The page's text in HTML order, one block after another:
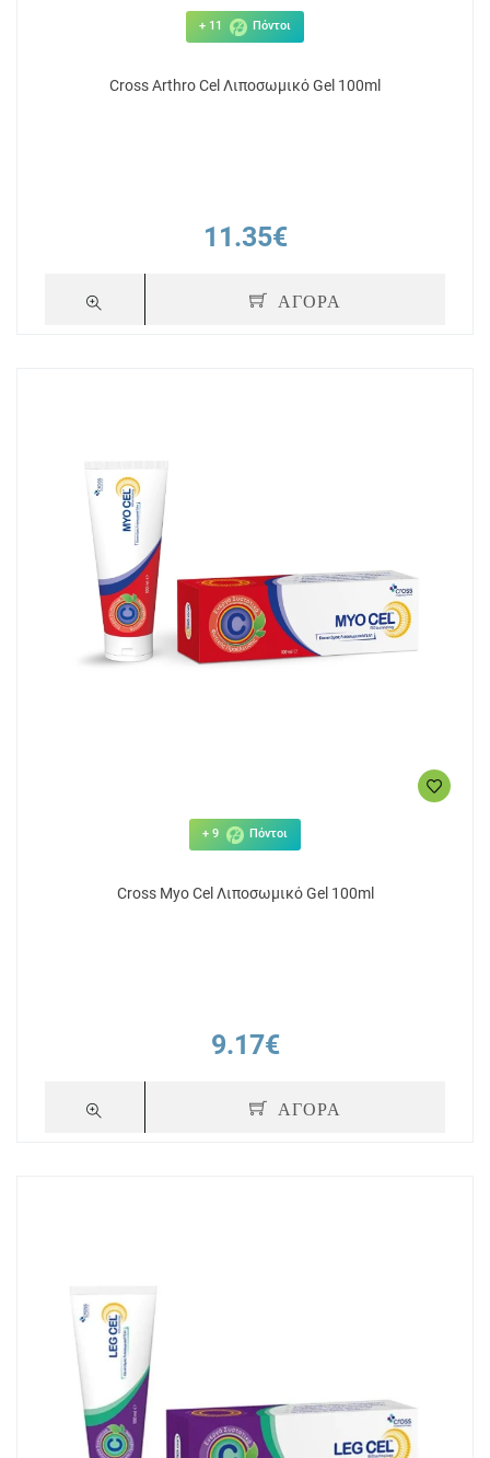
+ 11 Πόντοι
Cross Arthro Cel Λιποσωμικό Gel 100ml
11.35€
ΑΓΟΡΑ
+ 9 Πόντοι
Cross Myo Cel Λιποσωμικό Gel 100ml
9.17€
ΑΓΟΡΑ